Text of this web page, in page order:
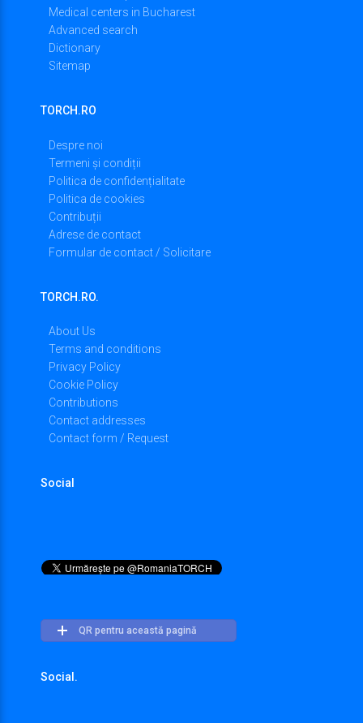
Medical centers in Bucharest
Advanced search
Dictionary
Sitemap
TORCH.RO
Despre noi
Termeni și condiții
Politica de confidențialitate
Politica de cookies
Contribuții
Adrese de contact
Formular de contact / Solicitare
TORCH.RO.
About Us
Terms and conditions
Privacy Policy
Cookie Policy
Contributions
Contact addresses
Contact form / Request
Social
QR pentru această pagină
Social.